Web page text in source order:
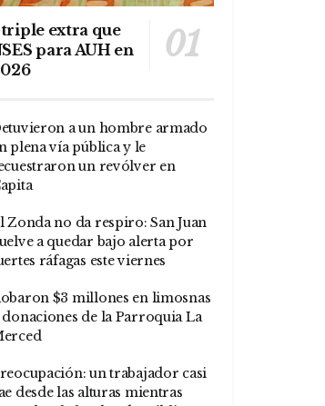
triple extra que
para AUH en
a un hombre armado
plena vía pública y le
un revólver en
Zonda no da respiro: San Juan
a quedar bajo alerta por
ráfagas este viernes
$3 millones en limosnas
de la Parroquia La
un trabajador casi
desde las alturas mientras